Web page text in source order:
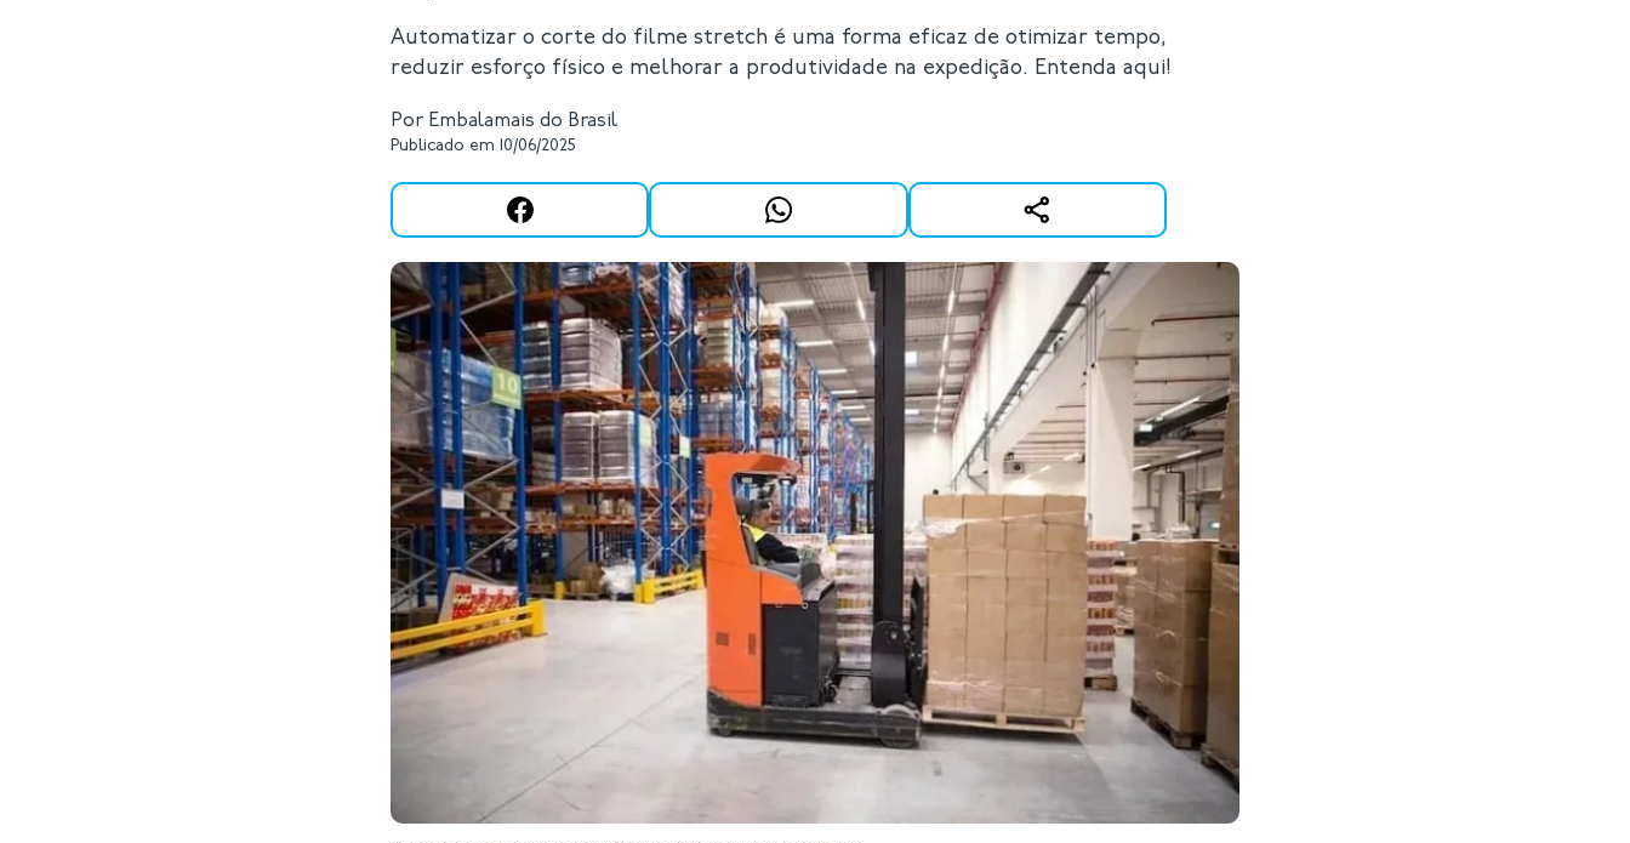
Automatizar o corte do filme stretch é uma forma eficaz de otimizar tempo,
reduzir esforço físico e melhorar a produtividade na expedição. Entenda aqui!
Por Embalamais do Brasil
Publicado em 10/06/2025